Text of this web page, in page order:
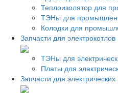
Теплоизолятор для
ТЭНы для
Колодки для
Запчасти для электрокотлов
ТЭНы для
Платы для
Запчасти для